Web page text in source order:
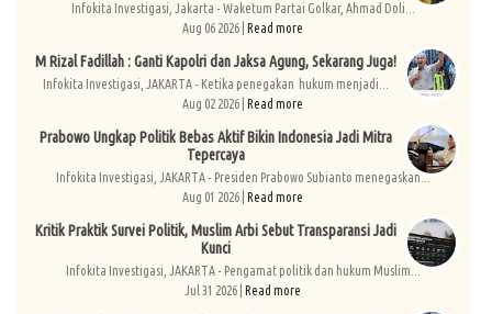
Infokita Investigasi, Jakarta - Waketum Partai Golkar, Ahmad Doli...
Aug 06 2026 | Read more
M Rizal Fadillah : Ganti Kapolri dan Jaksa Agung, Sekarang Juga!
Infokita Investigasi, JAKARTA - Ketika penegakan hukum menjadi...
Aug 02 2026 | Read more
Prabowo Ungkap Politik Bebas Aktif Bikin Indonesia Jadi Mitra
Tepercaya
Infokita Investigasi, JAKARTA - Presiden Prabowo Subianto menegaskan...
Aug 01 2026 | Read more
Kritik Praktik Survei Politik, Muslim Arbi Sebut Transparansi Jadi
Kunci
Infokita Investigasi, JAKARTA - Pengamat politik dan hukum Muslim...
Jul 31 2026 | Read more